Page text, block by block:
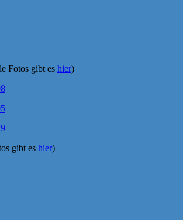
Fotos gibt es hier)
gibt es hier)